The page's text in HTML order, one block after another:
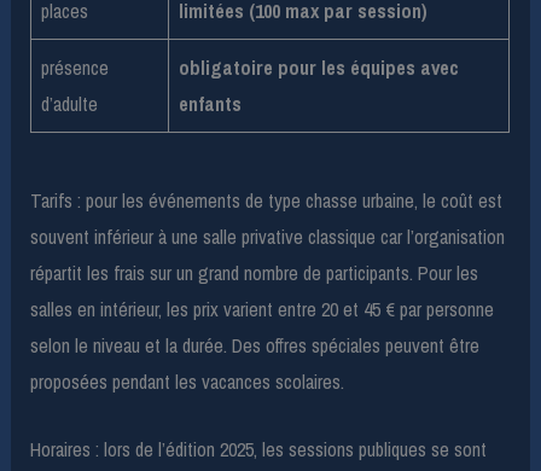
places limitées (100 max par session)
présence
d’adulte
obligatoire pour les équipes avec
enfants
Tarifs : pour les événements de type chasse urbaine, le coût est
souvent inférieur à une salle privative classique car l’organisation
répartit les frais sur un grand nombre de participants. Pour les
salles en intérieur, les prix varient entre 20 et 45 € par personne
selon le niveau et la durée. Des offres spéciales peuvent être
proposées pendant les vacances scolaires.
Horaires : lors de l’édition 2025, les sessions publiques se sont